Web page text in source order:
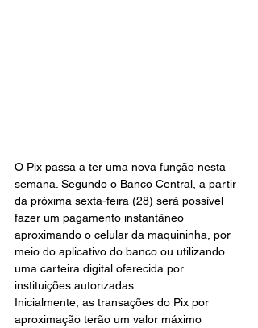
O Pix passa a ter uma nova função nesta
semana. Segundo o Banco Central, a partir
da próxima sexta-feira (28) será possível
fazer um pagamento instantâneo
aproximando o celular da maquininha, por
meio do aplicativo do banco ou utilizando
uma carteira digital oferecida por
instituições autorizadas.
Inicialmente, as transações do Pix por
aproximação terão um valor máximo